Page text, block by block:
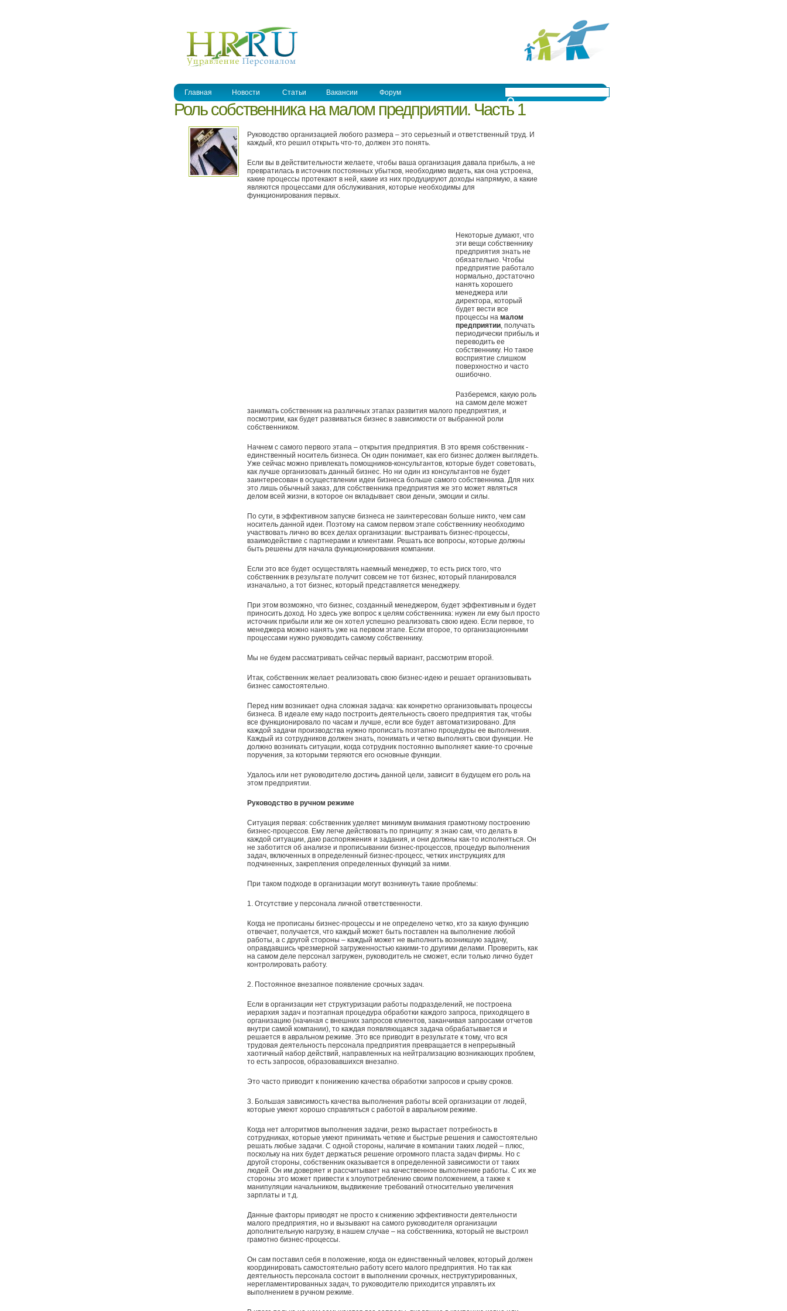
Главная Новости Статьи Вакансии Форум
Роль собственника на малом предприятии. Часть 1
Руководство организацией любого размера – это серьезный и ответственный труд. И
каждый, кто решил открыть что-то, должен это понять.
Если вы в действительности желаете, чтобы ваша организация давала прибыль, а не
превратилась в источник постоянных убытков, необходимо видеть, как она устроена,
какие процессы протекают в ней, какие из них продуцируют доходы напрямую, а какие
являются процессами для обслуживания, которые необходимы для
функционирования первых.
Некоторые думают, что
эти вещи собственнику
предприятия знать не
обязательно. Чтобы
предприятие работало
нормально, достаточно
нанять хорошего
менеджера или
директора, который
будет вести все
процессы на малом
предприятии, получать
периодически прибыль и
переводить ее
собственнику. Но такое
восприятие слишком
поверхностно и часто
ошибочно.
Разберемся, какую роль
на самом деле может
занимать собственник на различных этапах развития малого предприятия, и
посмотрим, как будет развиваться бизнес в зависимости от выбранной роли
собственником.
Начнем с самого первого этапа – открытия предприятия. В это время собственник -
единственный носитель бизнеса. Он один понимает, как его бизнес должен выглядеть.
Уже сейчас можно привлекать помощников-консультантов, которые будет советовать,
как лучше организовать данный бизнес. Но ни один из консультантов не будет
заинтересован в осуществлении идеи бизнеса больше самого собственника. Для них
это лишь обычный заказ, для собственника предприятия же это может являться
делом всей жизни, в которое он вкладывает свои деньги, эмоции и силы.
По сути, в эффективном запуске бизнеса не заинтересован больше никто, чем сам
носитель данной идеи. Поэтому на самом первом этапе собственнику необходимо
участвовать лично во всех делах организации: выстраивать бизнес-процессы,
взаимодействие с партнерами и клиентами. Решать все вопросы, которые должны
быть решены для начала функционирования компании.
Если это все будет осуществлять наемный менеджер, то есть риск того, что
собственник в результате получит совсем не тот бизнес, который планировался
изначально, а тот бизнес, который представляется менеджеру.
При этом возможно, что бизнес, созданный менеджером, будет эффективным и будет
приносить доход. Но здесь уже вопрос к целям собственника: нужен ли ему был просто
источник прибыли или же он хотел успешно реализовать свою идею. Если первое, то
менеджера можно нанять уже на первом этапе. Если второе, то организационными
процессами нужно руководить самому собственнику.
Мы не будем рассматривать сейчас первый вариант, рассмотрим второй.
Итак, собственник желает реализовать свою бизнес-идею и решает организовывать
бизнес самостоятельно.
Перед ним возникает одна сложная задача: как конкретно организовывать процессы
бизнеса. В идеале ему надо построить деятельность своего предприятия так, чтобы
все функционировало по часам и лучше, если все будет автоматизировано. Для
каждой задачи производства нужно прописать поэтапно процедуры ее выполнения.
Каждый из сотрудников должен знать, понимать и четко выполнять свои функции. Не
должно возникать ситуации, когда сотрудник постоянно выполняет какие-то срочные
поручения, за которыми теряются его основные функции.
Удалось или нет руководителю достичь данной цели, зависит в будущем его роль на
этом предприятии.
Руководство в ручном режиме
Ситуация первая: собственник уделяет минимум внимания грамотному построению
бизнес-процессов. Ему легче действовать по принципу: я знаю сам, что делать в
каждой ситуации, даю распоряжения и задания, и они должны как-то исполняться. Он
не заботится об анализе и прописывании бизнес-процессов, процедур выполнения
задач, включенных в определенный бизнес-процесс, четких инструкциях для
подчиненных, закрепления определенных функций за ними.
При таком подходе в организации могут возникнуть такие проблемы:
1. Отсутствие у персонала личной ответственности.
Когда не прописаны бизнес-процессы и не определено четко, кто за какую функцию
отвечает, получается, что каждый может быть поставлен на выполнение любой
работы, а с другой стороны – каждый может не выполнить возникшую задачу,
оправдавшись чрезмерной загруженностью какими-то другими делами. Проверить, как
на самом деле персонал загружен, руководитель не сможет, если только лично будет
контролировать работу.
2. Постоянное внезапное появление срочных задач.
Если в организации нет структуризации работы подразделений, не построена
иерархия задач и поэтапная процедура обработки каждого запроса, приходящего в
организацию (начиная с внешних запросов клиентов, заканчивая запросами отчетов
внутри самой компании), то каждая появляющаяся задача обрабатывается и
решается в авральном режиме. Это все приводит в результате к тому, что вся
трудовая деятельность персонала предприятия превращается в непрерывный
хаотичный набор действий, направленных на нейтрализацию возникающих проблем,
то есть запросов, образовавшихся внезапно.
Это часто приводит к понижению качества обработки запросов и срыву сроков.
3. Большая зависимость качества выполнения работы всей организации от людей,
которые умеют хорошо справляться с работой в авральном режиме.
Когда нет алгоритмов выполнения задачи, резко вырастает потребность в
сотрудниках, которые умеют принимать четкие и быстрые решения и самостоятельно
решать любые задачи. С одной стороны, наличие в компании таких людей – плюс,
поскольку на них будет держаться решение огромного пласта задач фирмы. Но с
другой стороны, собственник оказывается в определенной зависимости от таких
людей. Он им доверяет и рассчитывает на качественное выполнение работы. С их же
стороны это может привести к злоупотреблению своим положением, а также к
манипуляции начальником, выдвижение требований относительно увеличения
зарплаты и т.д.
Данные факторы приводят не просто к снижению эффективности деятельности
малого предприятия, но и вызывают на самого руководителя организации
дополнительную нагрузку, в нашем случае – на собственника, который не выстроил
грамотно бизнес-процессы.
Он сам поставил себя в положение, когда он единственный человек, который должен
координировать самостоятельно работу всего малого предприятия. Но так как
деятельность персонала состоит в выполнении срочных, неструктурированных,
нерегламентированных задач, то руководителю приходится управлять их
выполнением в ручном режиме.